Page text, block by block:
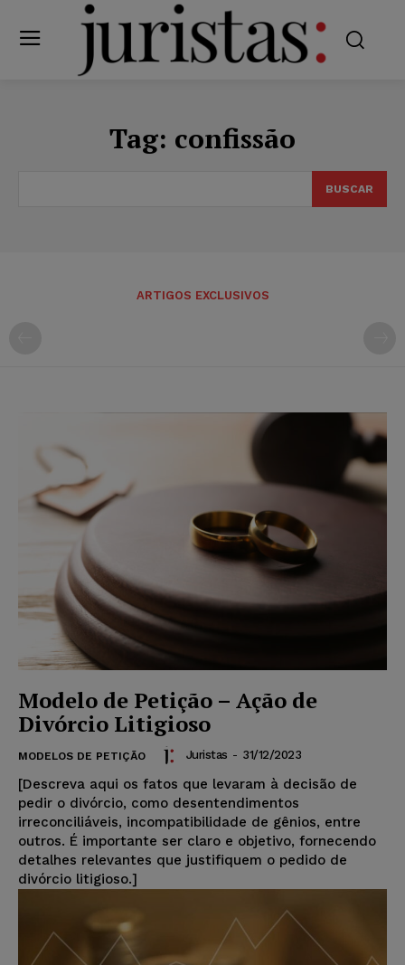
Tag: confissão
BUSCAR
ARTIGOS EXCLUSIVOS
Modelo de Petição – Ação de
Divórcio Litigioso
MODELOS DE PETIÇÃO Juristas - 31/12/2023
[Descreva aqui os fatos que levaram à decisão de
pedir o divórcio, como desentendimentos
irreconciliáveis, incompatibilidade de gênios, entre
outros. É importante ser claro e objetivo, fornecendo
detalhes relevantes que justifiquem o pedido de
divórcio litigioso.]